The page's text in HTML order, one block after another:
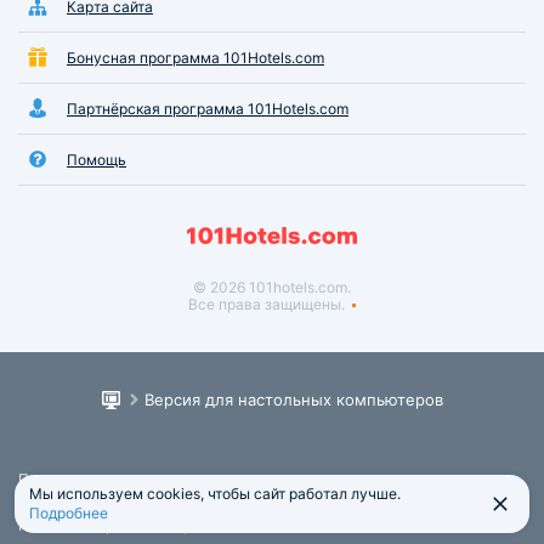
участвуют лучшие крымские коньяки и вина
винодельческого комбината «Массандра».
Ресторан «Украинский Шинок»
Адрес: Форос, Южнобережное ш.
Ресторан угощает своих гостей национальными блюдами
украинской кухни, приготовленными по домашним
Карта сайта
Бонусная программа 101Hotels.com
Партнёрская программа 101Hotels.com
Помощь
© 2026 101hotels.com.
Все права защищены.
Версия для настольных компьютеров
Пользовательское соглашение
Юридическая информация
Политика обработки персональных данных
Мы используем cookies, чтобы сайт работал лучше.
Подробнее